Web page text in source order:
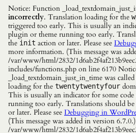
Notice: Function
incorrectly. Translation loading for the
triggered too early. This is usually an
plugin or theme running too early.
the init action or later. Please see
more information. (This message was
/var/www/html/2832/
includes/functions.php on line 6170
_load_textdomain_just_in_time was called
loading for the twentytwentyfour
This is usually an indicator for some
running too early. Translations should be
or later. Please see Debugging in
(This message was added in version
/var/www/html/2832/